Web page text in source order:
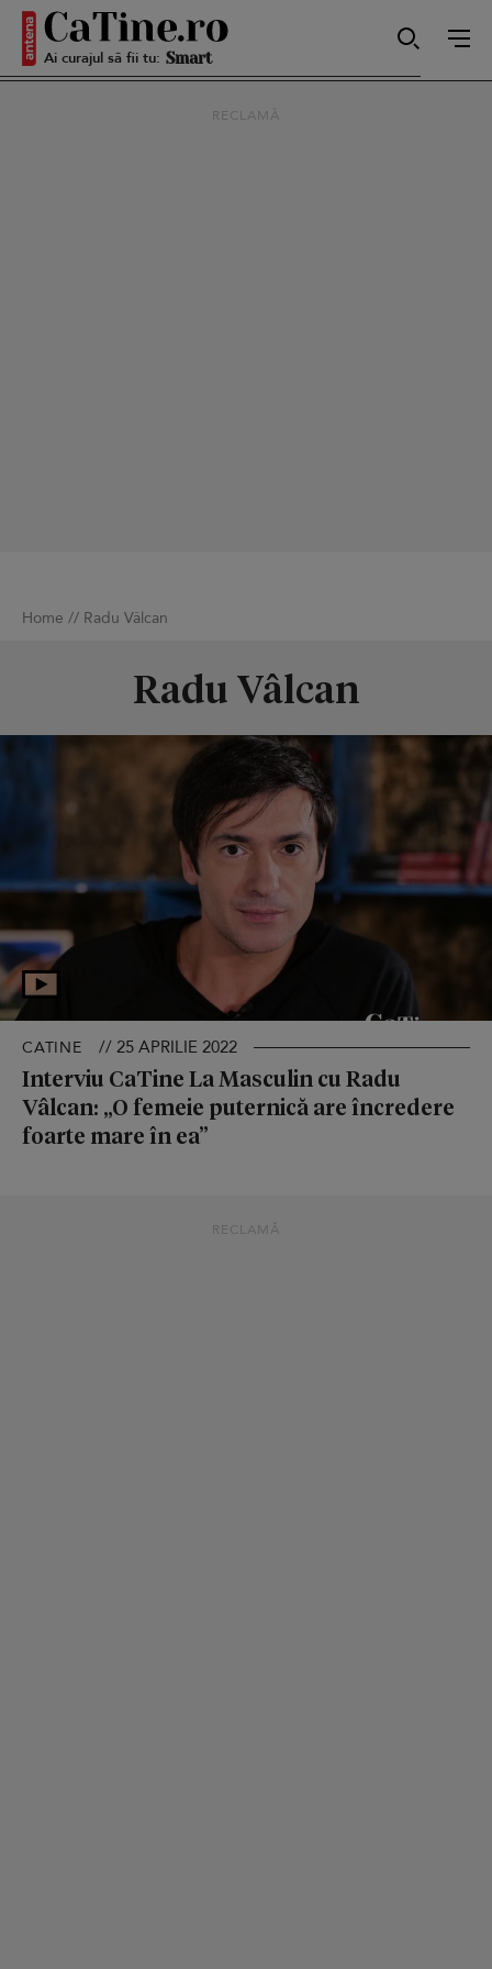
Ai curajul să fii tu: Smart
RECLAMĂ
Home // Radu Vâlcan
Radu Vâlcan
CATINE // 25 APRILIE 2022
Interviu CaTine La Masculin cu Radu
Vâlcan: „O femeie puternică are încredere
foarte mare în ea”
RECLAMĂ